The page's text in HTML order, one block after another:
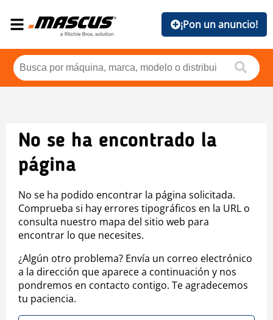
¡Pon un anuncio!
No se ha encontrado la
página
No se ha podido encontrar la página solicitada.
Comprueba si hay errores tipográficos en la URL o
consulta nuestro mapa del sitio web para
encontrar lo que necesites.
¿Algún otro problema? Envía un correo electrónico
a la dirección que aparece a continuación y nos
pondremos en contacto contigo. Te agradecemos
tu paciencia.